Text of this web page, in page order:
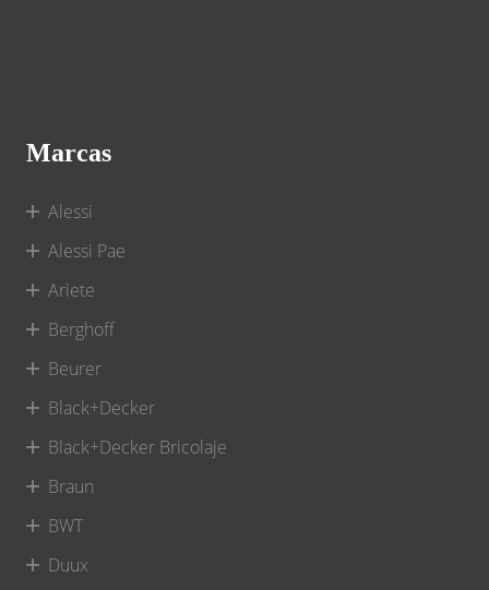
Marcas
Alessi
Alessi Pae
Ariete
Berghoff
Beurer
Black+Decker
Black+Decker Bricolaje
Braun
BWT
Duux